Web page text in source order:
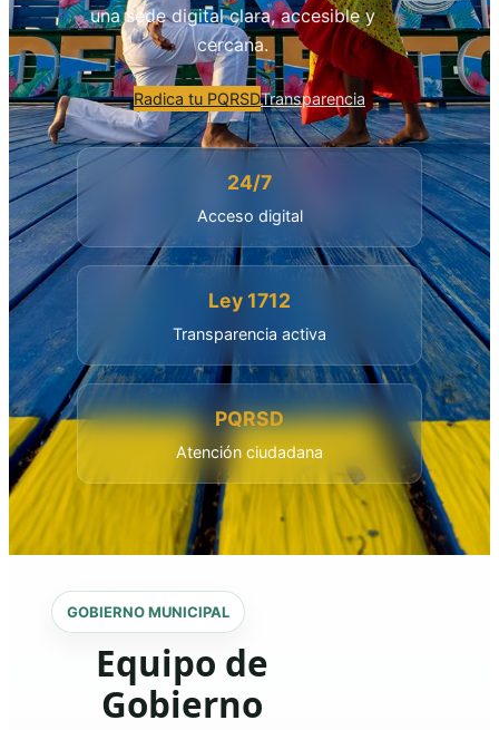
una sede digital clara, accesible y
cercana.
Radica tu PQRSDTransparencia
24/7
Acceso digital
Ley 1712
Transparencia activa
PQRSD
Atención ciudadana
GOBIERNO MUNICIPAL
Equipo de
Gobierno